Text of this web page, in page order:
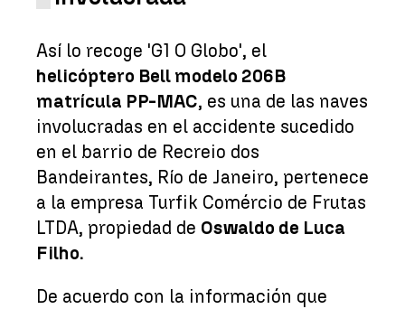
Así lo recoge 'G1 O Globo', el
helicóptero Bell modelo 206B
matrícula PP-MAC, es una de las naves
involucradas en el accidente sucedido
en el barrio de Recreio dos
Bandeirantes, Río de Janeiro, pertenece
a la empresa Turfik Comércio de Frutas
LTDA, propiedad de Oswaldo de Luca
Filho.
De acuerdo con la información que